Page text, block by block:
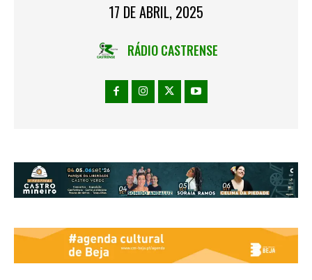
17 DE ABRIL, 2025
RÁDIO CASTRENSE